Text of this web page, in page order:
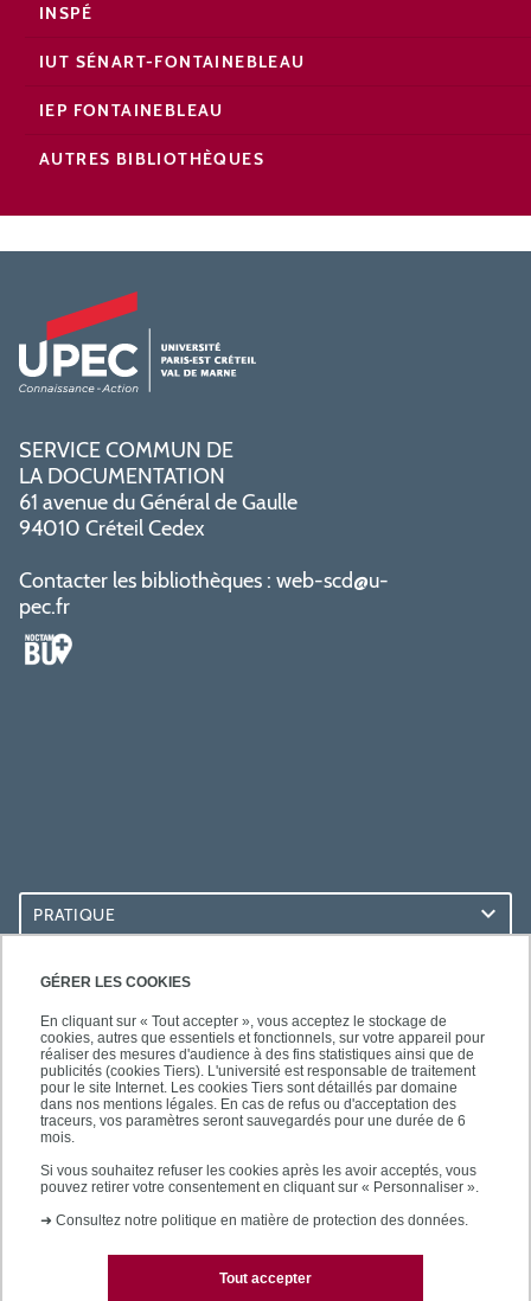
GÉRER LES COOKIES
En cliquant sur « Tout accepter », vous acceptez le stockage de
cookies, autres que essentiels et fonctionnels, sur votre appareil pour
réaliser des mesures d'audience à des fins statistiques ainsi que de
publicités (cookies Tiers). L'université est responsable de traitement
pour le site Internet. Les cookies Tiers sont détaillés par domaine
dans nos mentions légales. En cas de refus ou d'acceptation des
traceurs, vos paramètres seront sauvegardés pour une durée de 6
mois.
Si vous souhaitez refuser les cookies après les avoir acceptés, vous
pouvez retirer votre consentement en cliquant sur « Personnaliser ».
➜ Consultez notre politique en matière de protection des données.
Tout accepter
INSPÉ
IUT SÉNART-FONTAINEBLEAU
IEP FONTAINEBLEAU
AUTRES BIBLIOTHÈQUES
SERVICE COMMUN DE
LA DOCUMENTATION
61 avenue du Général de Gaulle
94010 Créteil Cedex
Contacter les bibliothèques : web-scd@u-
pec.fr
PRATIQUE
ACCÈS RAPIDES
LES BU SUR...
Mentions légales